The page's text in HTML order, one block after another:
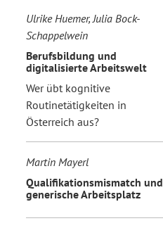
Ulrike Huemer, Julia Bock-
Schappelwein
Berufsbildung und
digitalisierte Arbeitswelt
Wer übt kognitive
Routinetätigkeiten in
Österreich aus?
Martin Mayerl
Qualifikationsmismatch und
generische Arbeitsplatz